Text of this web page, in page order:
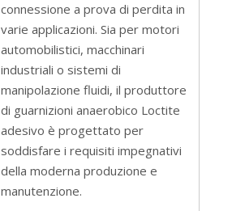
connessione a prova di perdita in
varie applicazioni. Sia per motori
automobilistici, macchinari
industriali o sistemi di
manipolazione fluidi, il produttore
di guarnizioni anaerobico Loctite
adesivo è progettato per
soddisfare i requisiti impegnativi
della moderna produzione e
manutenzione.